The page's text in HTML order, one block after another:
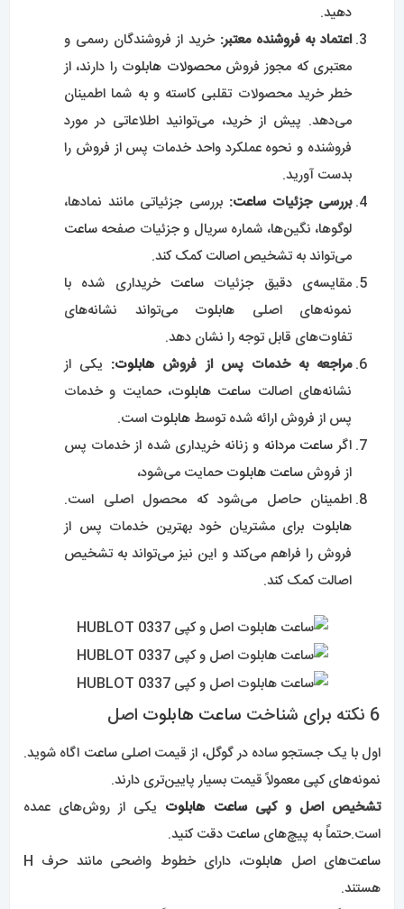
دهید.
اعتماد به فروشنده معتبر: خرید از فروشندگان رسمی و
معتبری که مجوز فروشمحصولات هابلوت را دارند، از
خطر خرید محصولات تقلبی کاسته و به شما اطمینان
می‌دهد. پیش از خرید، می‌توانید اطلاعاتی در مورد
فروشنده و نحوه عملکرد واحد خدمات پس از فروش را
بدست آورید.
بررسی جزئیاتساعت: بررسی جزئیاتی مانند نمادها،
لوگوها، نگین‌ها، شماره سریال و جزئیات صفحه ساعت
می‌تواند به تشخیص اصالت کمک کند.
مقایسه‌ی دقیق جزئیات ساعت خریداری شده با
نمونه‌های اصلی هابلوت می‌تواند نشانه‌های
تفاوت‌های قابل توجه را نشان دهد.
مراجعه به خدمات پس از فروش هابلوت: یکی از
نشانه‌های اصالت ساعت هابلوت، حمایت و خدمات
پس از فروش ارائه شده توسط هابلوت است.
اگرساعت مردانه و زنانه خریداری شده از خدمات پس
از فروش ساعت هابلوت حمایت می‌شود،
اطمینان حاصل می‌شود که محصول اصلی است.
هابلوت برای مشتریان خود بهترین خدمات پس از
فروش را فراهم می‌کند و این نیز می‌تواند به تشخیص
اصالت کمک کند.
6 نکته برای شناخت ساعت‌ هابلوت اصل
اول با یک جستجو ساده در گوگل، از قیمت اصلیساعت اگاه شوید.
نمونه‌های کپی معمولاً قیمت بسیار پایین‌تری دارند.
تشخیص اصل و کپیساعت هابلوت یکی از روش‌های عمده
است.حتماً به پیچ‌های ساعت دقت کنید.
ساعت‌های اصل هابلوت
، دارای خطوط واضحی مانند حرف H
هستند.